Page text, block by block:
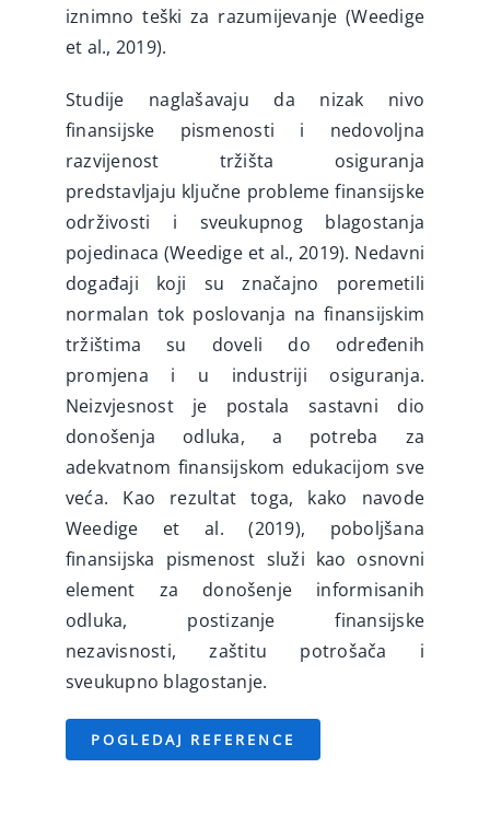
iznimno teški za razumijevanje (Weedige
et al., 2019).
Studije naglašavaju da nizak nivo
finansijske pismenosti i nedovoljna
razvijenost tržišta osiguranja
predstavljaju ključne probleme finansijske
održivosti i sveukupnog blagostanja
pojedinaca (Weedige et al., 2019). Nedavni
događaji koji su značajno poremetili
normalan tok poslovanja na finansijskim
tržištima su doveli do određenih
promjena i u industriji osiguranja.
Neizvjesnost je postala sastavni dio
donošenja odluka, a potreba za
adekvatnom finansijskom edukacijom sve
veća. Kao rezultat toga, kako navode
Weedige et al. (2019), poboljšana
finansijska pismenost služi kao osnovni
element za donošenje informisanih
odluka, postizanje finansijske
nezavisnosti, zaštitu potrošača i
sveukupno blagostanje.
POGLEDAJ REFERENCE